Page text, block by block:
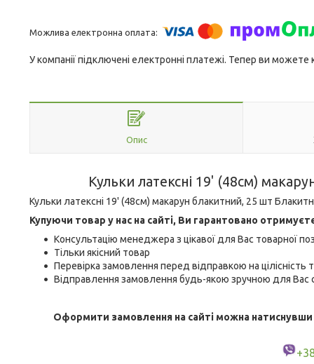
У компанії підключені електронні платежі. Тепер ви
Опис
Кульки латексні 19' (48см)
Кульки латексні 19' (48см) макарун блакитний, 25 шт
Купуючи товар у нас на сайті, Ви гарантовано
Консультацію менеджера з цікавої для Вас товарної
Тільки якісний товар
Перевірка замовлення перед відправкою на цілісність
Відправлення замовлення будь-якою зручною для
Оформити замовлення на сайті можна